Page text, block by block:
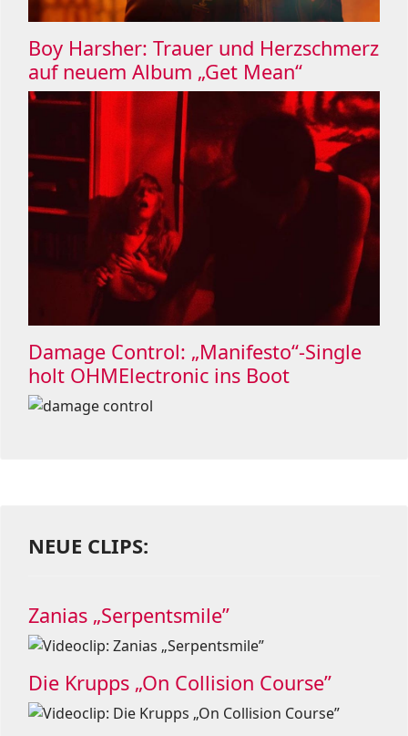
Boy Harsher: Trauer und Herzschmerz
auf neuem Album „Get Mean“
Damage Control: „Manifesto“-Single
holt OHMElectronic ins Boot
NEUE CLIPS:
Zanias „Serpentsmile”
Die Krupps „On Collision Course”